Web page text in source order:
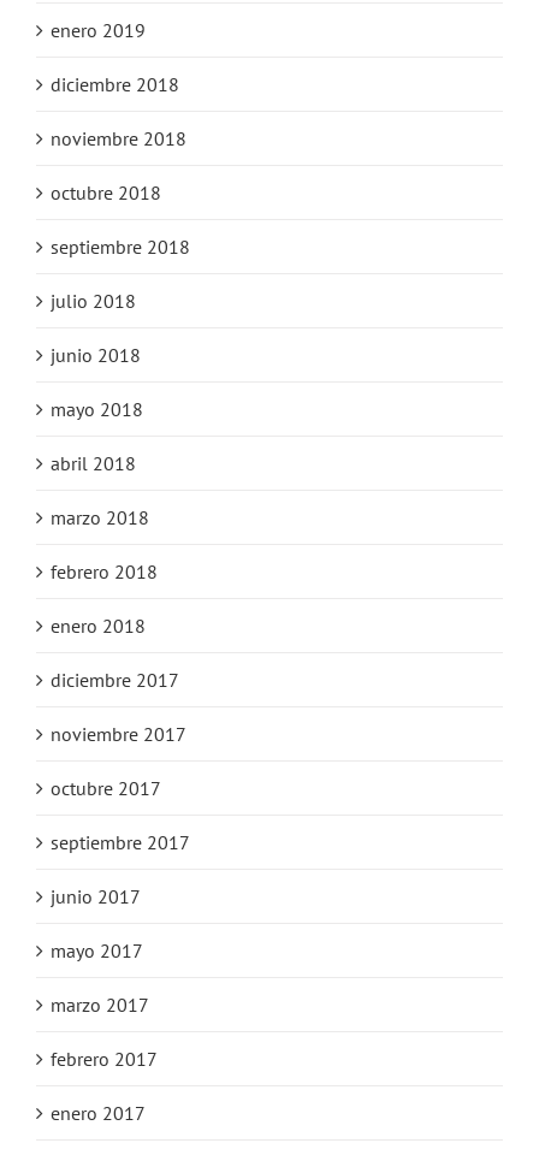
enero 2019
diciembre 2018
noviembre 2018
octubre 2018
septiembre 2018
julio 2018
junio 2018
mayo 2018
abril 2018
marzo 2018
febrero 2018
enero 2018
diciembre 2017
noviembre 2017
octubre 2017
septiembre 2017
junio 2017
mayo 2017
marzo 2017
febrero 2017
enero 2017